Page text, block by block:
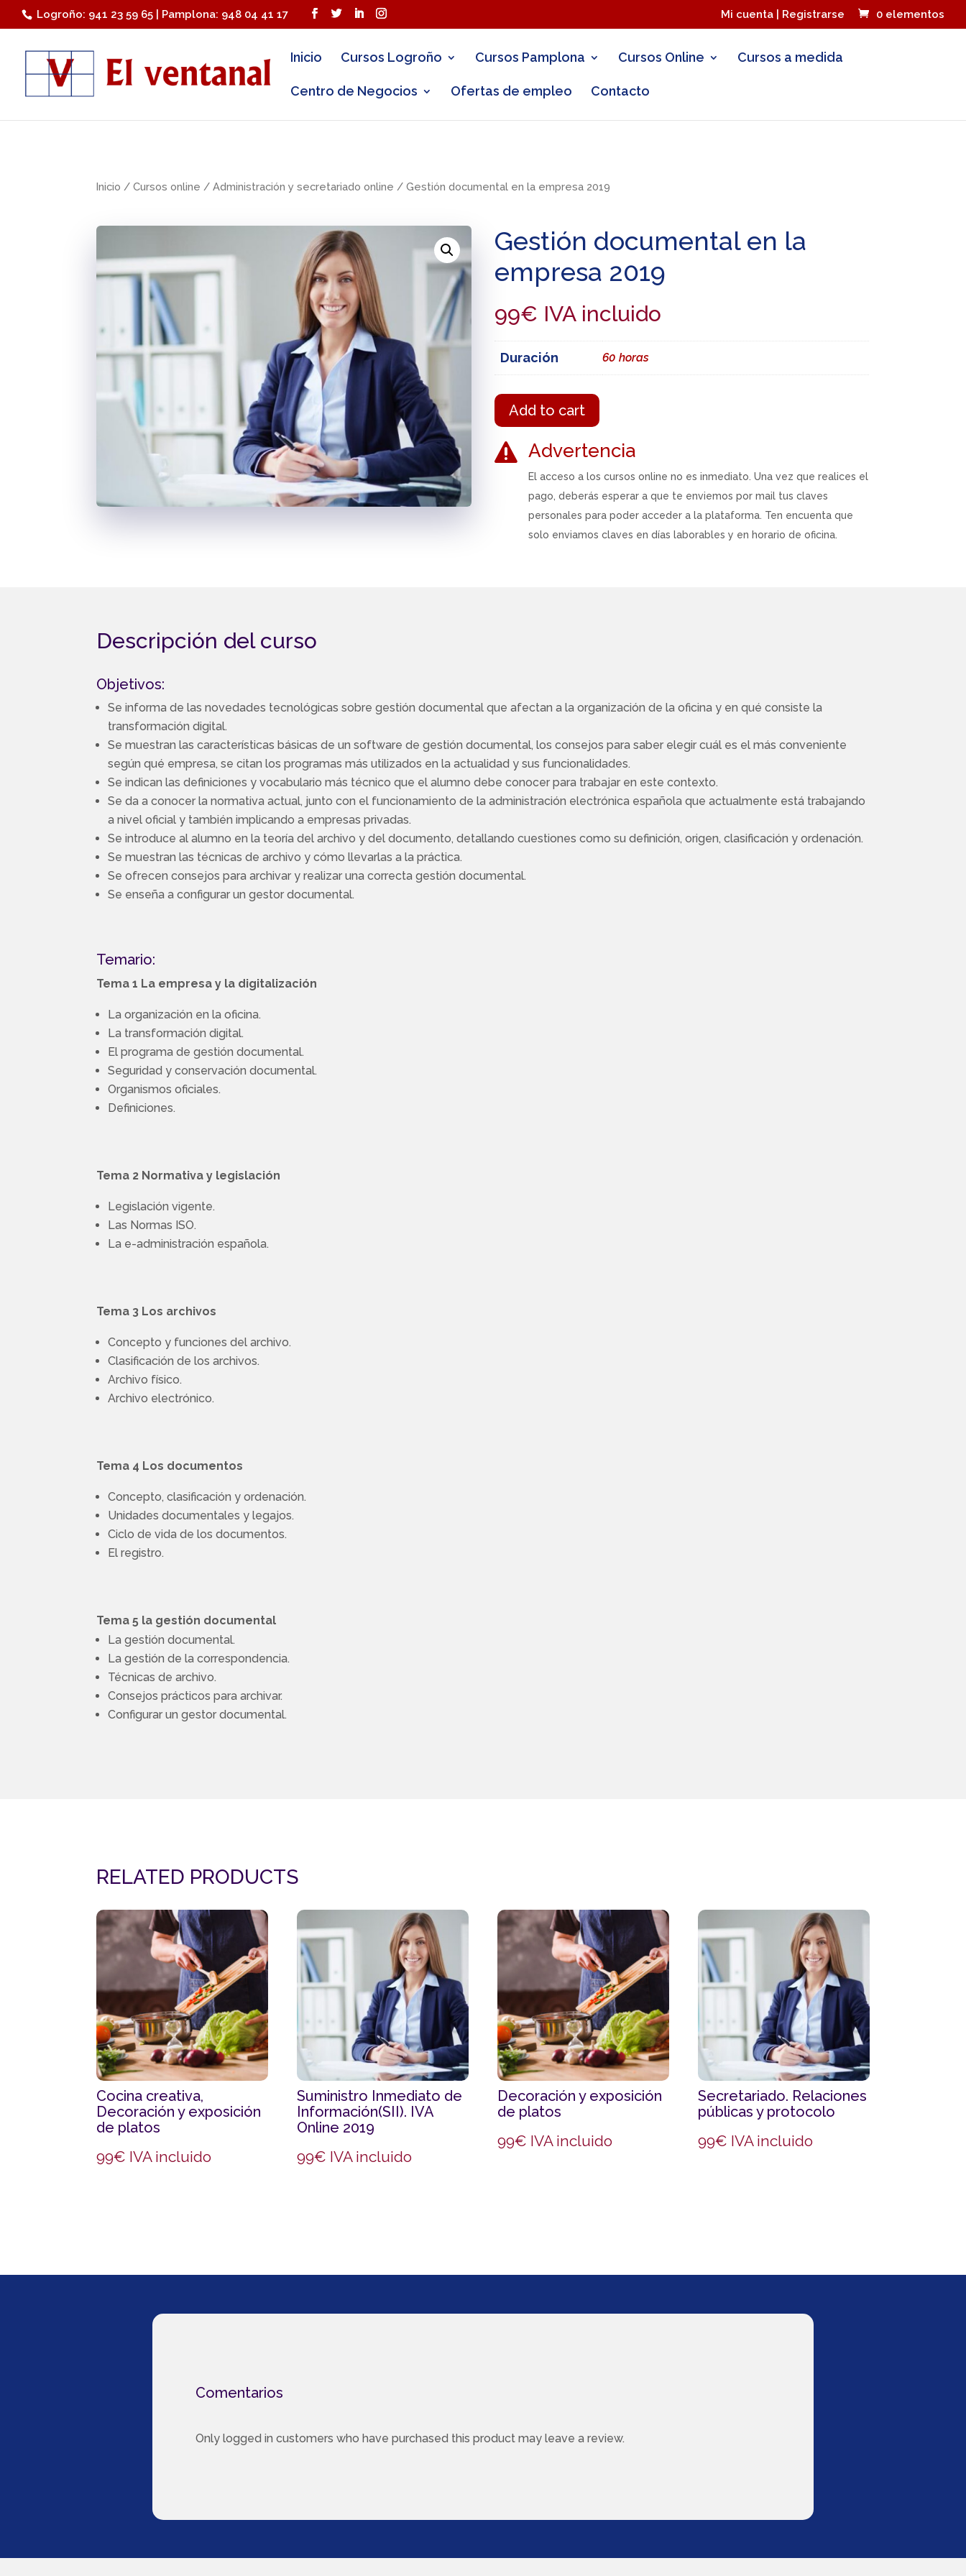
Logroño: 941 23 59 65 | Pamplona: 948 04 41 17 Mi cuenta | Registrarse 0 elementos
Inicio Cursos Logroño Cursos Pamplona Cursos Online Cursos a medida
Centro de Negocios Ofertas de empleo Contacto
Inicio /Cursos online /Administración y secretariado online / Gestión documental en la empresa 2019
Gestión documental en la
empresa 2019
99€ IVA incluido
Duración 60 horas
Add to cart
 Advertencia
El acceso a los cursos online no es inmediato. Una vez que realices el
pago, deberás esperar a que te enviemos por mail tus claves
personales para poder acceder a la plataforma. Ten encuenta que
solo enviamos claves en días laborables y en horario de oficina.
Descripción del curso
Objetivos:
Se informa de las novedades tecnológicas sobre gestión documental que afectan a la organización de la oficina y en qué consiste la
transformación digital.
Se muestran las características básicas de un software de gestión documental, los consejos para saber elegir cuál es el más conveniente
según qué empresa, se citan los programas más utilizados en la actualidad y sus funcionalidades.
Se indican las definiciones y vocabulario más técnico que el alumno debe conocer para trabajar en este contexto.
Se da a conocer la normativa actual, junto con el funcionamiento de la administración electrónica española que actualmente está trabajando
a nivel oficial y también implicando a empresas privadas.
Se introduce al alumno en la teoría del archivo y del documento, detallando cuestiones como su definición, origen, clasificación y ordenación.
Se muestran las técnicas de archivo y cómo llevarlas a la práctica.
Se ofrecen consejos para archivar y realizar una correcta gestión documental.
Se enseña a configurar un gestor documental.
Temario:
Tema 1 La empresa y la digitalización
La organización en la oficina.
La transformación digital.
El programa de gestión documental.
Seguridad y conservación documental.
Organismos oficiales.
Definiciones.
Tema 2 Normativa y legislación
Legislación vigente.
Las Normas ISO.
La e-administración española.
Tema 3 Los archivos
Concepto y funciones del archivo.
Clasificación de los archivos.
Archivo físico.
Archivo electrónico.
Tema 4 Los documentos
Concepto, clasificación y ordenación.
Unidades documentales y legajos.
Ciclo de vida de los documentos.
El registro.
Tema 5 la gestión documental
La gestión documental.
La gestión de la correspondencia.
Técnicas de archivo.
Consejos prácticos para archivar.
Configurar un gestor documental.
RELATED PRODUCTS
Cocina creativa,
Decoración y exposición
de platos
99€ IVA incluido
Suministro Inmediato de
Información(SII). IVA
Online 2019
99€ IVA incluido
Decoración y exposición
de platos
99€ IVA incluido
Secretariado. Relaciones
públicas y protocolo
99€ IVA incluido
Comentarios
Only logged in customers who have purchased this product may leave a review.